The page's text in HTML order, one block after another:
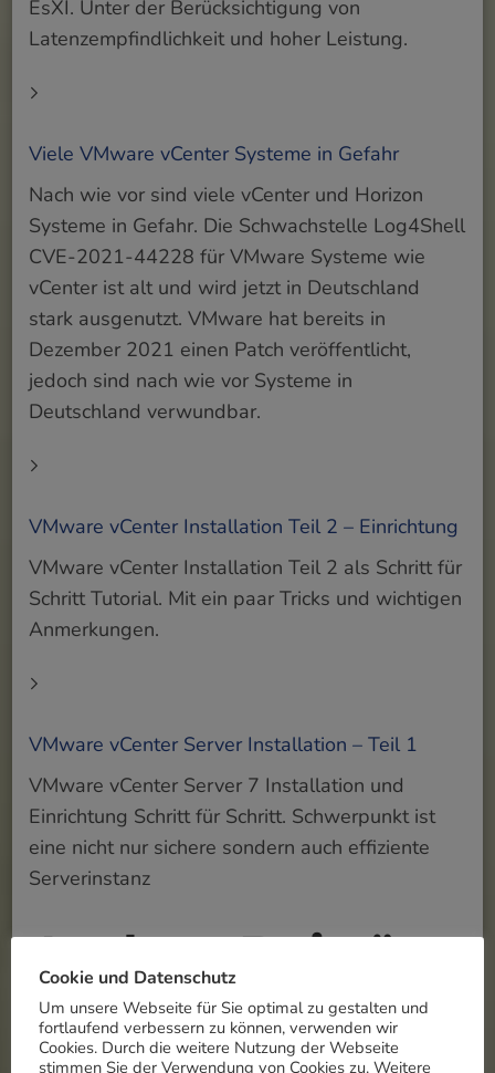
EsXI. Unter der Berücksichtigung von
Latenzempfindlichkeit und hoher Leistung.
Viele VMware vCenter Systeme in Gefahr
Nach wie vor sind viele vCenter und Horizon
Systeme in Gefahr. Die Schwachstelle Log4Shell
CVE-2021-44228 für VMware Systeme wie
vCenter ist alt und wird jetzt in Deutschland
stark ausgenutzt. VMware hat bereits in
Dezember 2021 einen Patch veröffentlicht,
jedoch sind nach wie vor Systeme in
Deutschland verwundbar.
VMware vCenter Installation Teil 2 – Einrichtung
VMware vCenter Installation Teil 2 als Schritt für
Schritt Tutorial. Mit ein paar Tricks und wichtigen
Anmerkungen.
VMware vCenter Server Installation – Teil 1
VMware vCenter Server 7 Installation und
Einrichtung Schritt für Schritt. Schwerpunkt ist
eine nicht nur sichere sondern auch effiziente
Serverinstanz
Andere Beiträge
Cookie und Datenschutz
Um unsere Webseite für Sie optimal zu gestalten und
fortlaufend verbessern zu können, verwenden wir
Cookies. Durch die weitere Nutzung der Webseite
stimmen Sie der Verwendung von Cookies zu. Weitere